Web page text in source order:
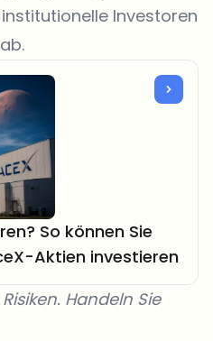
Investoren
So können Sie
Aktien investieren
Handeln Sie